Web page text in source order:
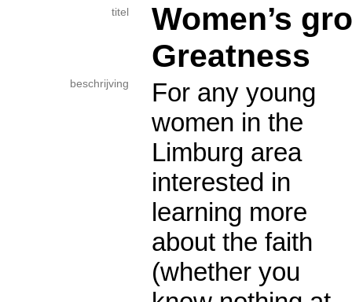
titel
Women’s
Greatness
beschrijving
For any young
women in the
Limburg area
interested in
learning more
about the faith
(whether you